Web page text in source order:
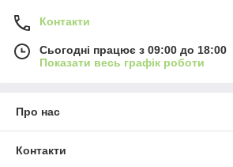
Контакти
Сьогодні працює з 09:00 до 18:00
Показати весь графік роботи
Про нас
Контакти